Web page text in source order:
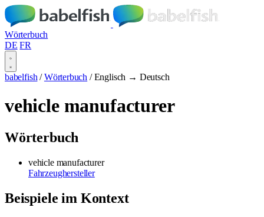
Wörterbuch
DE FR
babelfish / Wörterbuch / Englisch → Deutsch
vehicle manufacturer
Wörterbuch
vehicle manufacturer
Fahrzeughersteller
Beispiele im Kontext